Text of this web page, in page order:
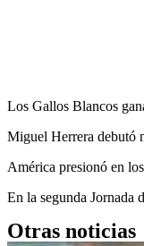
Los Gallos Blancos
Miguel Herrera debutó
América presionó en
En la segunda Jornada
Otras noticias